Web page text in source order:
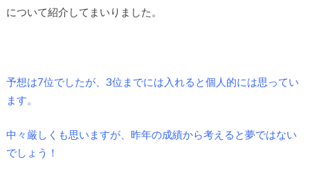
について紹介してまいりました。
予想は7位でしたが、3位までには入れると個人的には思ってい
ます。
中々厳しくも思いますが、昨年の成績から考えると夢ではない
でしょう！